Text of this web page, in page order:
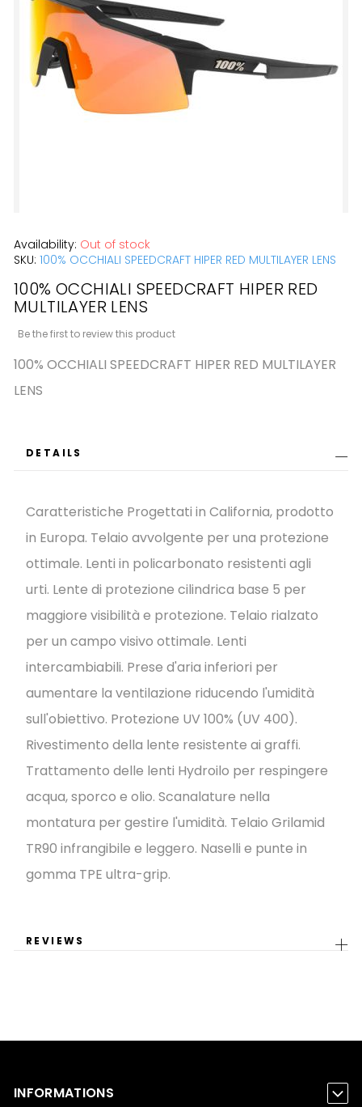
the
images
gallery
to
beginning
of
Availability: Out of stock
SKU: 100% OCCHIALI SPEEDCRAFT HIPER RED MULTILAYER LENS
100% OCCHIALI SPEEDCRAFT HIPER RED
MULTILAYER LENS
Be the first to review this product
100% OCCHIALI SPEEDCRAFT HIPER RED MULTILAYER
LENS
DETAILS
Caratteristiche Progettati in California, prodotto
in Europa. Telaio avvolgente per una protezione
ottimale. Lenti in policarbonato resistenti agli
urti. Lente di protezione cilindrica base 5 per
maggiore visibilità e protezione. Telaio rialzato
per un campo visivo ottimale. Lenti
intercambiabili. Prese d'aria inferiori per
aumentare la ventilazione riducendo l'umidità
sull'obiettivo. Protezione UV 100% (UV 400).
Rivestimento della lente resistente ai graffi.
Trattamento delle lenti Hydroilo per respingere
acqua, sporco e olio. Scanalature nella
montatura per gestire l'umidità. Telaio Grilamid
TR90 infrangibile e leggero. Naselli e punte in
gomma TPE ultra-grip.
REVIEWS
INFORMATIONS